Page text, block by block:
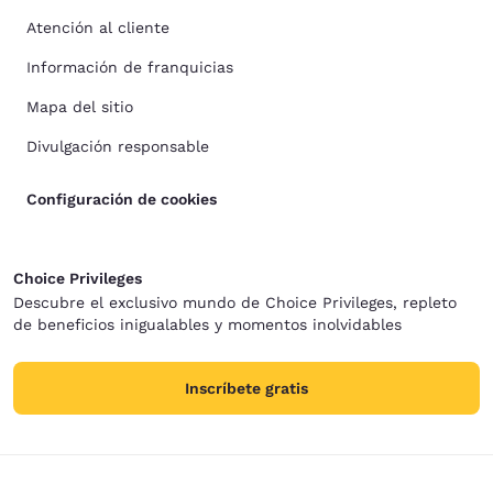
Atención al cliente
Información de franquicias
Mapa del sitio
Divulgación responsable
Configuración de cookies
Choice Privileges
Descubre el exclusivo mundo de Choice Privileges, repleto
de beneficios inigualables y momentos inolvidables
Inscríbete gratis